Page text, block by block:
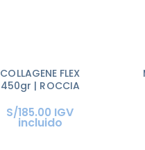
COLLAGENE FLEX
450gr | ROCCIA
S/185.00 IGV
incluido